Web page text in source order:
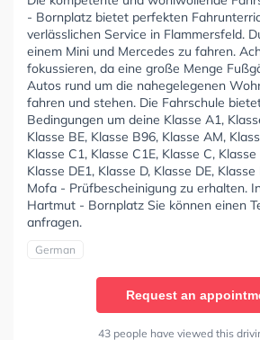
- Bornplatz bietet perfekten
verlässlichen Service in Flammersfeld.
einem Mini und Mercedes zu fahren.
fokussieren, da eine große Menge
Autos rund um die nahegelegenen
fahren und stehen. Die Fahrschule
Bedingungen um deine Klasse A1,
Klasse BE, Klasse B96, Klasse AM,
Klasse C1, Klasse C1E, Klasse C,
Klasse DE1, Klasse D, Klasse DE,
Mofa - Prüfbescheinigung zu erhalten.
Hartmut - Bornplatz Sie können einen
anfragen.
German
Request an
43 people have viewed this